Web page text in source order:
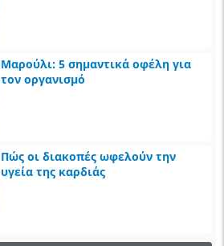
Μαρούλι: 5 σημαντικά οφέλη για
τον οργανισμό
Πώς οι διακοπές ωφελούν την
υγεία της καρδιάς